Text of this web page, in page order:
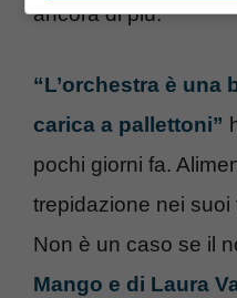
ancora di più.
“L’orchestra è una
carica a pallettoni”
pochi giorni fa.
trepidazione nei suoi
Non è un caso se il
Mango e di Laura